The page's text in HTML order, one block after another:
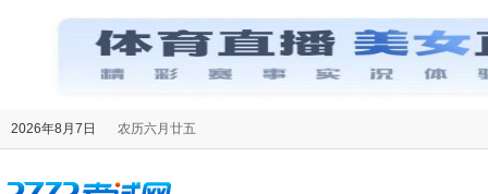
2026年8月7日 农历六月廿五